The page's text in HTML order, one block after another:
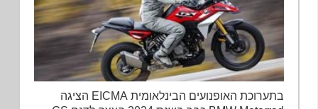
בתערוכת האופנועים הבינלאומית EICMA הציגה